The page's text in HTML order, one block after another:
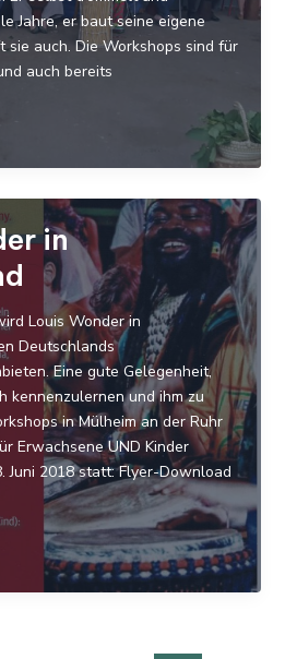
Jahre, er baut seine eigene
sie auch. Die Workshops sind für
auch bereits
in
Louis Wonder in
Deutschlands
Eine gute Gelegenheit,
kennenzulernen und ihm zu
in Mülheim an der Ruhr
Erwachsene UND Kinder
Juni 2018 statt: Flyer-Download